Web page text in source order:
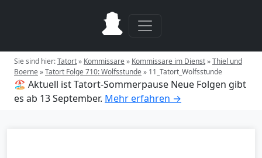
Sie sind hier:Tatort» Kommissare» Kommissare im Dienst»Thiel und
Boerne»Tatort Folge 710: Wolfsstunde» 11_Tatort_Wolfsstunde
🏖️ Aktuell ist Tatort-Sommerpause Neue Folgen gibt
es ab 13 September. Mehr erfahren →